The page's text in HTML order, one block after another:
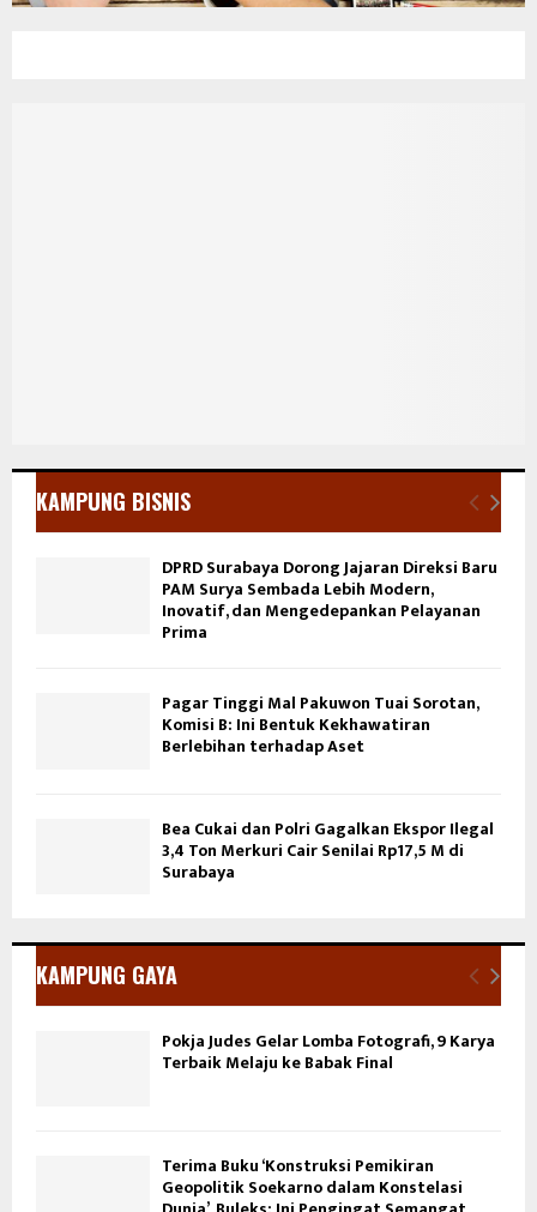
KAMPUNG BISNIS
DPRD Surabaya Dorong Jajaran Direksi Baru
PAM Surya Sembada Lebih Modern,
Inovatif, dan Mengedepankan Pelayanan
Prima
Pagar Tinggi Mal Pakuwon Tuai Sorotan,
Komisi B: Ini Bentuk Kekhawatiran
Berlebihan terhadap Aset
Bea Cukai dan Polri Gagalkan Ekspor Ilegal
3,4 Ton Merkuri Cair Senilai Rp17,5 M di
Surabaya
KAMPUNG GAYA
Pokja Judes Gelar Lomba Fotografi, 9 Karya
Terbaik Melaju ke Babak Final
Terima Buku ‘Konstruksi Pemikiran
Geopolitik Soekarno dalam Konstelasi